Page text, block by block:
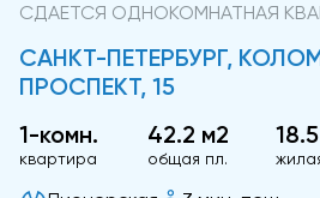
СДАЕТСЯ ОДНОКОМНАТНАЯ
САНКТ-ПЕТЕРБУРГ,
ПРОСПЕКТ, 15
1-комн.
квартира
42.2 м2
общая пл.